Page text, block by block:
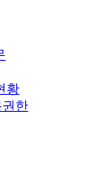
황
권한